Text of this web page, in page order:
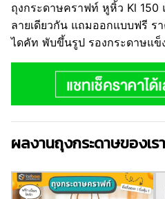
ถุงกระดาษคราฟท์ หูหิ้ว Kl
ลายเดียวกัน แถมออกแบบฟรี ร
ไดคัท พับขึ้นรูป รองกระดาษแข็
ผลงานถุงกระดาษของเร